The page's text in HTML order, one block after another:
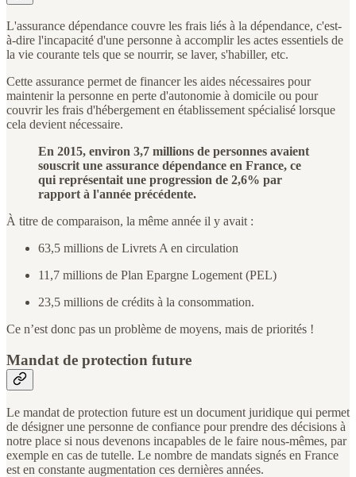
L'assurance dépendance couvre les frais liés à la dépendance, c'est-
à-dire l'incapacité d'une personne à accomplir les actes essentiels de
la vie courante tels que se nourrir, se laver, s'habiller, etc.
Cette assurance permet de financer les aides nécessaires pour
maintenir la personne en perte d'autonomie à domicile ou pour
couvrir les frais d'hébergement en établissement spécialisé lorsque
cela devient nécessaire.
En 2015, environ 3,7 millions de personnes avaient
souscrit une assurance dépendance en France, ce
qui représentait une progression de 2,6% par
rapport à l'année précédente.
À titre de comparaison, la même année il y avait :
63,5 millions de Livrets A en circulation
11,7 millions de Plan Epargne Logement (PEL)
23,5 millions de crédits à la consommation.
Ce n’est donc pas un problème de moyens, mais de priorités !
Mandat de protection future
Le mandat de protection future est un document juridique qui permet
de désigner une personne de confiance pour prendre des décisions à
notre place si nous devenons incapables de le faire nous-mêmes, par
exemple en cas de tutelle. Le nombre de mandats signés en France
est en constante augmentation ces dernières années.